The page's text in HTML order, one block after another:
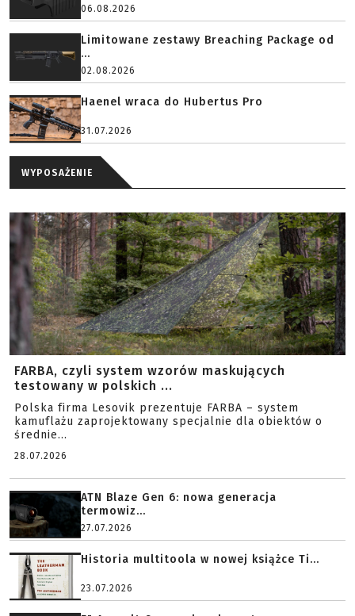
06.08.2026
Limitowane zestawy Breaching Package od
...
02.08.2026
Haenel wraca do Hubertus Pro
31.07.2026
WYPOSAŻENIE
FARBA, czyli system wzorów maskujących
testowany w polskich ...
Polska firma Lesovik prezentuje FARBA – system
kamuflażu zaprojektowany specjalnie dla obiektów o
średnie...
28.07.2026
ATN Blaze Gen 6: nowa generacja
termowiz...
27.07.2026
Historia multitoola w nowej książce Ti...
23.07.2026